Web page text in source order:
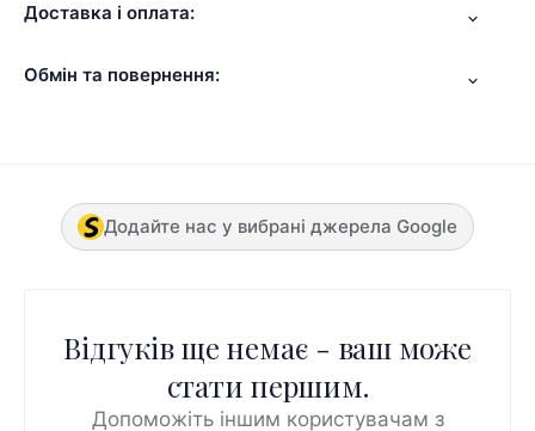
Доставка і оплата:
Обмін та повернення:
Додайте нас у вибрані джерела Google
Відгуків ще немає - ваш може
стати першим.
Допоможіть іншим користувачам з